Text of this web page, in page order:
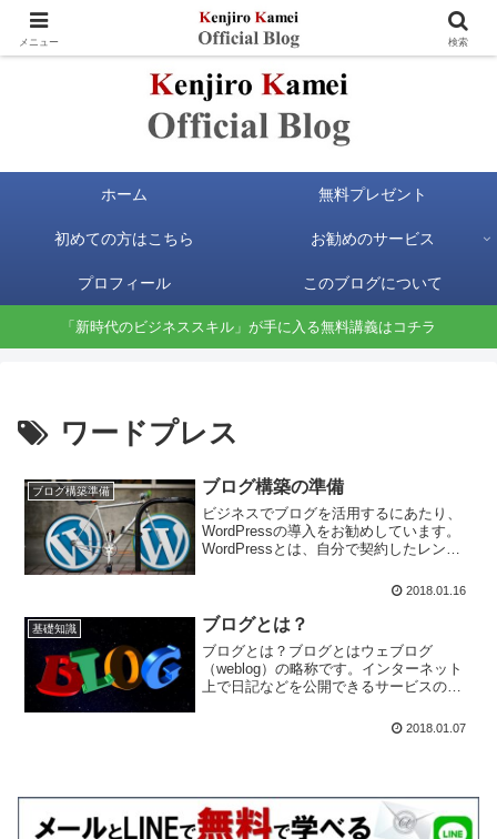
お金と時間の自由が手に入る新時代のビジネススキルを身に付けよう
ホーム 無料プレゼント
初めての方はこちら お勧めのサービス
プロフィール このブログについて
「新時代のビジネススキル」が手に入る無料講義はコチラ
ワードプレス
ブログ構築準備 ブログ構築の準備
ビジネスでブログを活用するにあたり、
WordPressの導入をお勧めしています。
WordPressとは、自分で契約したレンタ
ブログです。そのため、WordPressの運
要があります。本ブログで推奨するのは
「エックスサーバー」のx10プランで、月
額は約1,000 円です。◆エックスサーバ
ーアメーバブログ（アメブロ）や FC2ブ
ロ...
2018.01.16
基礎知識 ブログとは？
ブログとは？ブログとはウェブログ
（weblog）の略称です。インターネット
上で日記などを公開できるサービスのこ
のような無料のレンタルブログサービス
が運営しているシステムを使用して、自
分のブログを運営します。また、上記の
ような他社の管理下ではなく、自...
2018.01.07
メニュー 検索